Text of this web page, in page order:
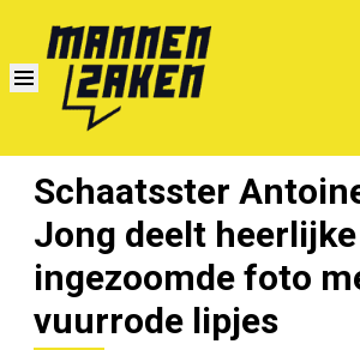
Schaatsster
Jong deelt heerlijke
ingezoomde foto
vuurrode lipjes